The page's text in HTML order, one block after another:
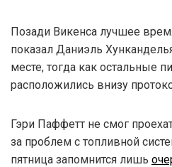
Позади Викенса лучшее
показал Даниэль
месте, тогда как остальные
расположились внизу
Гэри Паффетт не смог
за проблем с топливной
пятница запомнится лишь